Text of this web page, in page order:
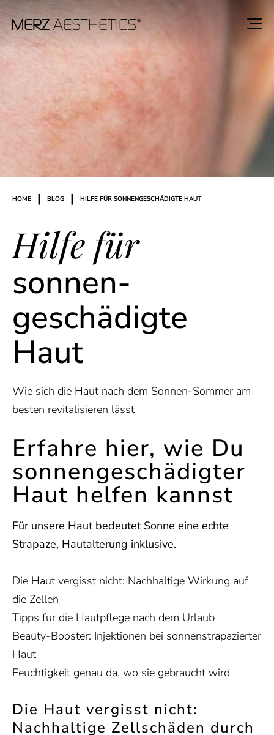
HOME | BLOG | HILFE FÜR SONNENGESCHÄDIGTE HAUT
Hilfe für
sonnen­
geschädigte
Haut
Wie sich die Haut nach dem Sonnen-Sommer am
besten revitalisieren lässt
Erfahre hier, wie Du
sonnengeschädigter
Haut helfen kannst
Für unsere Haut bedeutet Sonne eine echte
Strapaze, Hautalterung inklusive.
Die Haut vergisst nicht: Nachhaltige Wirkung auf
die Zellen
Tipps für die Hautpflege nach dem Urlaub
Beauty-Booster: Injektionen bei sonnenstrapazierter
Haut
Feuchtigkeit genau da, wo sie gebraucht wird
Die Haut vergisst nicht:
Nachhaltige Zellschäden durch